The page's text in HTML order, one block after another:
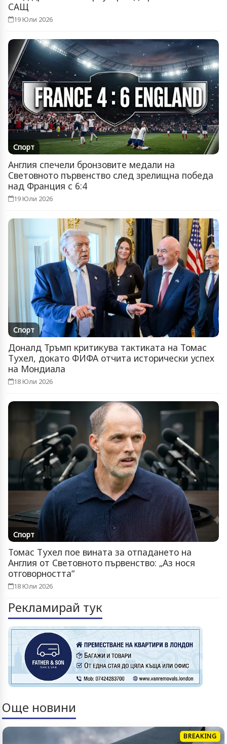
САЩ
19 Юли 2026
Спорт
Англия спечели бронзовите медали на
Световното първенство след зрелищна победа
над Франция с 6:4
19 Юли 2026
Спорт
Доналд Тръмп критикува тактиката на Томас
Тухел, докато ФИФА отчита исторически успех
на Мондиала
18 Юли 2026
Спорт
Томас Тухел пое вината за отпадането на
Англия от Световното първенство: „Аз нося
отговорността“
18 Юли 2026
Рекламирай тук
Още новини
BREAKING